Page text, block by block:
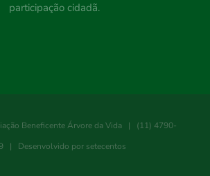
participação cidadã.
Beneficente Árvore da Vida| (11) 4790-
| Desenvolvido por setecentos